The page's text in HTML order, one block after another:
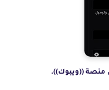
((ويبوك)).